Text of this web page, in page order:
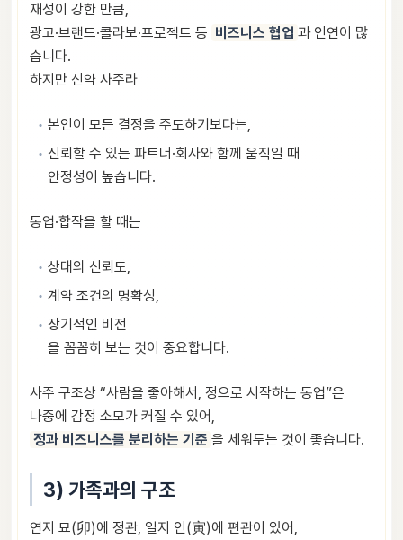
재성이 강한 만큼,
광고·브랜드·콜라보·프로젝트 등 비즈니스 협업 과 인연이 많
습니다.
하지만 신약 사주라
본인이 모든 결정을 주도하기보다는,
신뢰할 수 있는 파트너·회사와 함께 움직일 때
안정성이 높습니다.
동업·합작을 할 때는
상대의 신뢰도,
계약 조건의 명확성,
장기적인 비전
을 꼼꼼히 보는 것이 중요합니다.
사주 구조상 “사람을 좋아해서, 정으로 시작하는 동업”은
나중에 감정 소모가 커질 수 있어,
정과 비즈니스를 분리하는 기준 을 세워두는 것이 좋습니다.
3) 가족과의 구조
연지 묘(卯)에 정관, 일지 인(寅)에 편관이 있어,